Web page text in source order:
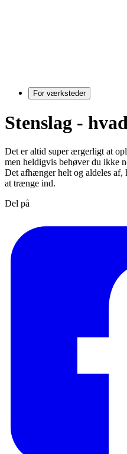
For værksteder
Stenslag -
Det er altid super ærgerligt at
men heldigvis behøver du ikke
Det afhænger helt og aldeles af,
at trænge ind.
Del på